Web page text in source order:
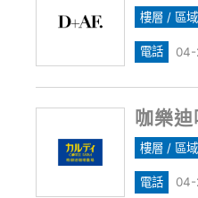
樓層 / 區域
電話 04-
咖樂
樓層 / 區域
電話 04-